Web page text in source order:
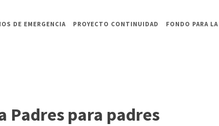
DE EMERGENCIA PROYECTO CONTINUIDAD FONDO PARA
Padres para padres